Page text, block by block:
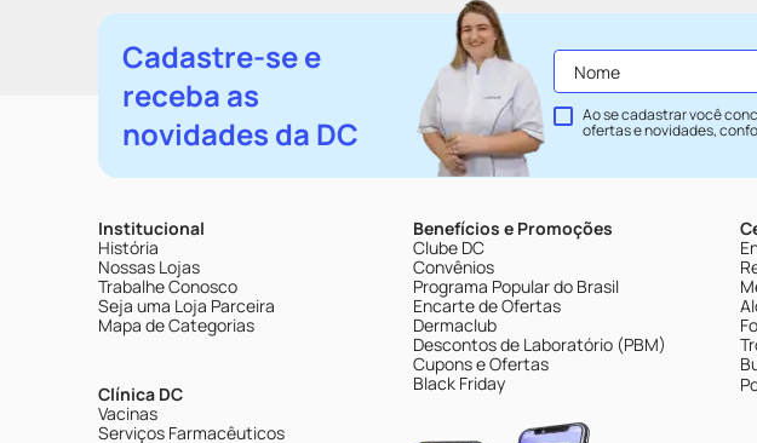
Cadastre-se e
receba as
novidades da DC
Ao se cadastrar você
ofertas e novidades,
Institucional
História
Nossas Lojas
Trabalhe Conosco
Seja uma Loja Parceira
Mapa de Categorias
Clínica DC
Vacinas
Serviços Farmacêuticos
Benefícios e Promoções
Clube DC
Convênios
Programa Popular do Brasil
Encarte de Ofertas
Dermaclub
Descontos de Laboratório (PBM)
Cupons e Ofertas
Black Friday